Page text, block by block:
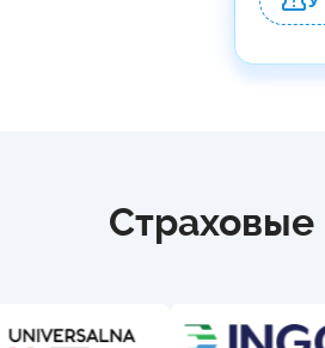
Страховые